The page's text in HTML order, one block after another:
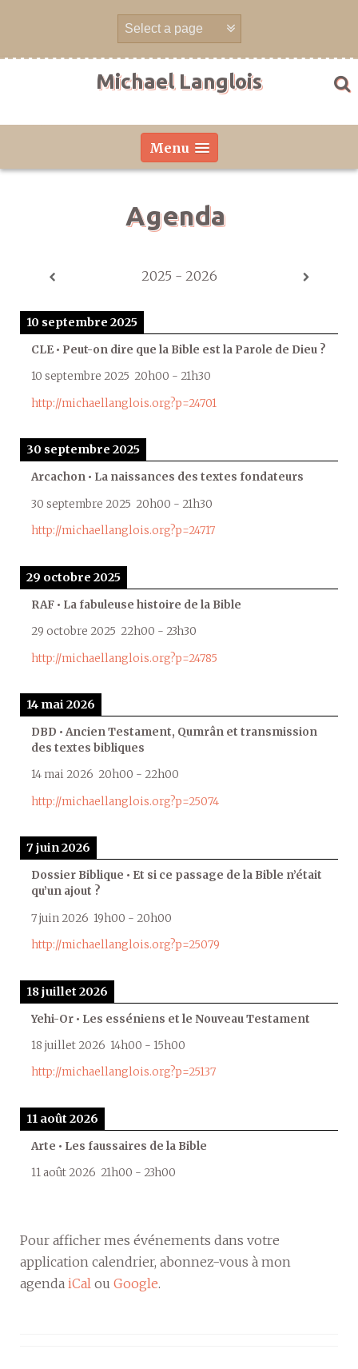
Michael Langlois
Menu
Agenda
2025 - 2026
10 septembre 2025
CLE • Peut-on dire que la Bible est la Parole de Dieu ?
10 septembre 2025 20h00 - 21h30
http://michaellanglois.org?p=24701
30 septembre 2025
Arcachon • La naissances des textes fondateurs
30 septembre 2025 20h00 - 21h30
http://michaellanglois.org?p=24717
29 octobre 2025
RAF • La fabuleuse histoire de la Bible
29 octobre 2025 22h00 - 23h30
http://michaellanglois.org?p=24785
14 mai 2026
DBD • Ancien Testament, Qumrân et transmission
des textes bibliques
14 mai 2026 20h00 - 22h00
http://michaellanglois.org?p=25074
7 juin 2026
Dossier Biblique • Et si ce passage de la Bible n’était
qu’un ajout ?
7 juin 2026 19h00 - 20h00
http://michaellanglois.org?p=25079
18 juillet 2026
Yehi-Or • Les esséniens et le Nouveau Testament
18 juillet 2026 14h00 - 15h00
http://michaellanglois.org?p=25137
11 août 2026
Arte • Les faussaires de la Bible
11 août 2026 21h00 - 23h00
Pour afficher mes événements dans votre
application calendrier, abonnez-vous à mon
agenda iCal ou Google.